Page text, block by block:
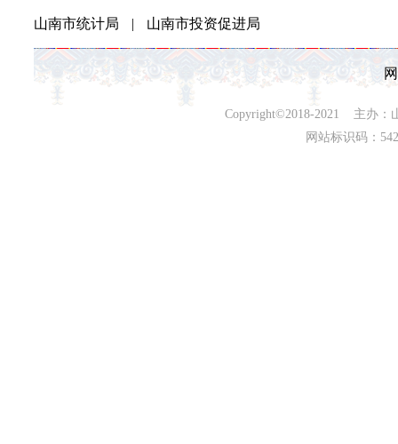
山南市统计局 | 山南市投资促进局
Copyright©2018-2021 主办：
网站标识码：